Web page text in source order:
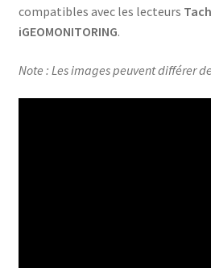
compatibles avec les lecteurs
iGEOMONITORING.
Note : Les images peuvent différer